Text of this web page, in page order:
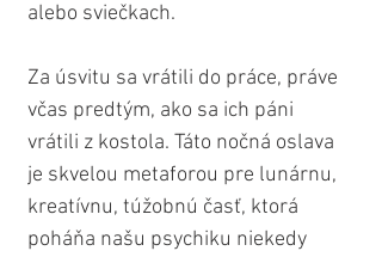
alebo sviečkach.
Za úsvitu sa vrátili do práce, práve
včas predtým, ako sa ich páni
vrátili z kostola. Táto nočná oslava
je skvelou metaforou pre lunárnu,
kreatívnu, túžobnú časť, ktorá
poháňa našu psychiku niekedy